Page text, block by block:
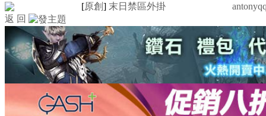
[原創] 末日禁區外掛
返 回